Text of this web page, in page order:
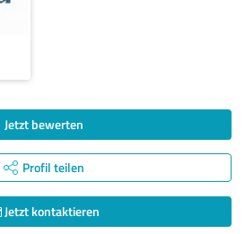
Jetzt bewerten
Profil teilen
Jetzt kontaktieren